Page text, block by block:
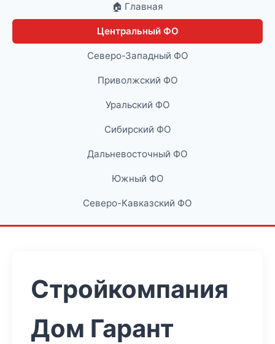
🏠 Главная
Центральный ФО
Северо-Западный ФО
Приволжский ФО
Уральский ФО
Сибирский ФО
Дальневосточный ФО
Южный ФО
Северо-Кавказский ФО
Стройкомпания
Дом Гарант